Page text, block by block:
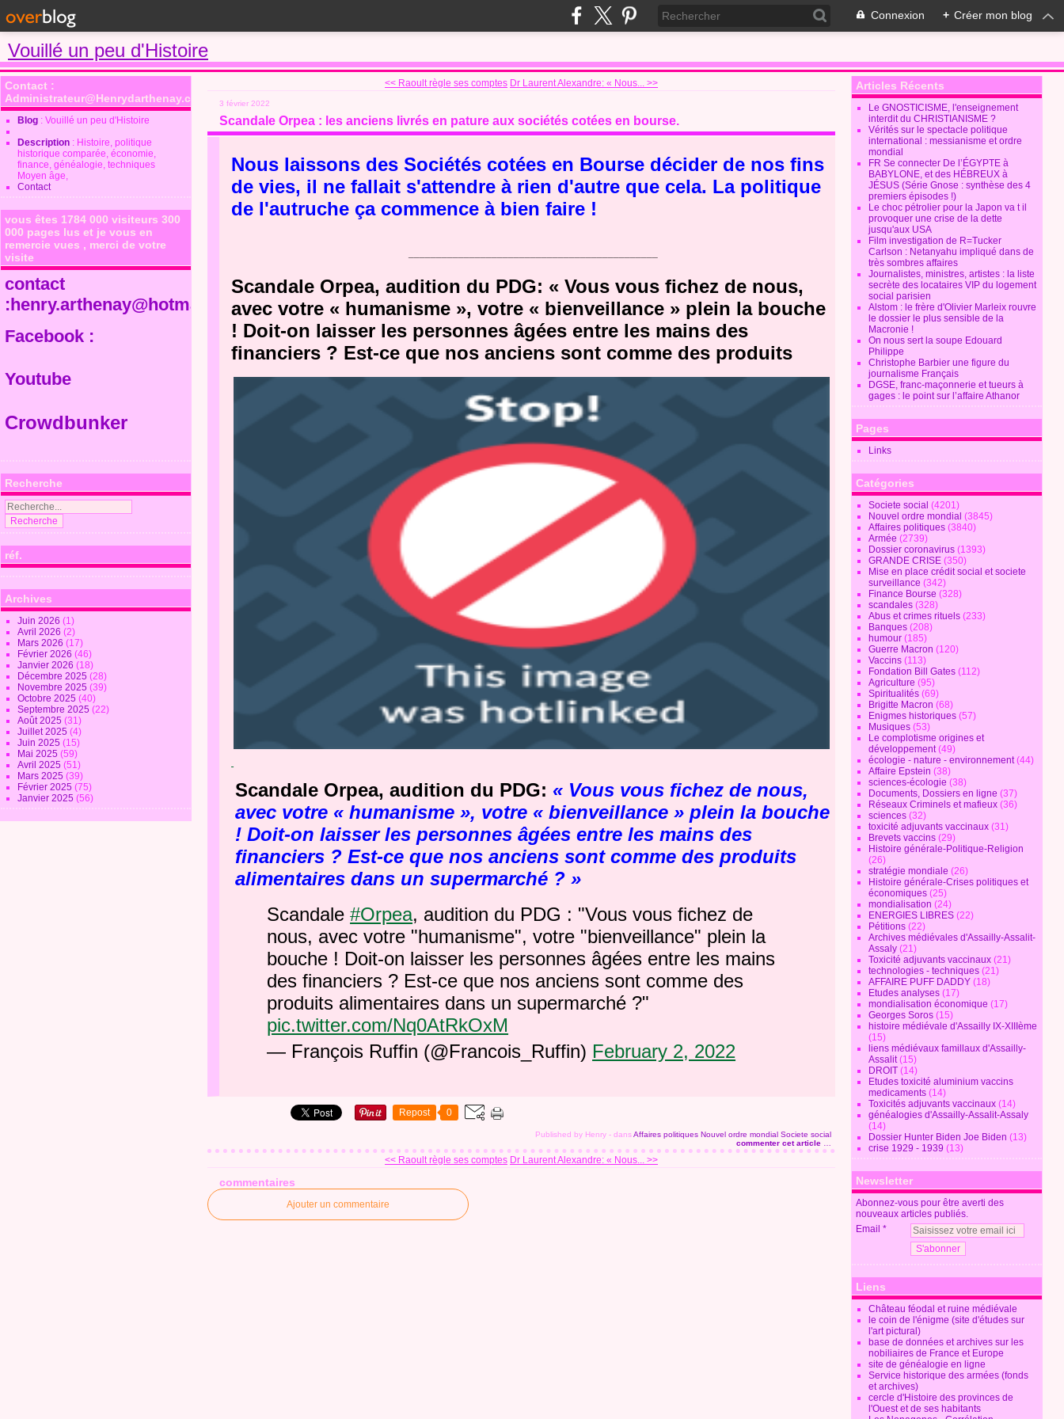
Connexion + Créer mon blog
Vouillé un peu d'Histoire
Contact :
Administrateur@Henrydarthenay.com
Blog : Vouillé un peu d'Histoire
Description : Histoire, politique
historique comparée, économie,
finance, généalogie, techniques
Moyen âge,
Contact
vous êtes 1784 000 visiteurs 300
000 pages lus et je vous en
remercie vues , merci de votre
visite
contact
:henry.arthenay@hotmail.fr
Facebook :
Youtube
Crowdbunker
Recherche
réf.
Archives
Juin 2026(1)
Avril 2026(2)
Mars 2026(17)
Février 2026(46)
Janvier 2026(18)
Décembre 2025(28)
Novembre 2025(39)
Octobre 2025(40)
Septembre 2025(22)
Août 2025(31)
Juillet 2025(4)
Juin 2025(15)
Mai 2025(59)
Avril 2025(51)
Mars 2025(39)
Février 2025(75)
Janvier 2025(56)
<< Raoult règle ses comptes Dr Laurent Alexandre: « Nous... >>
3 février 2022
Scandale Orpea : les anciens livrés en pature aux sociétés cotées en bourse.
Nous laissons des Sociétés cotées en Bourse décider de nos fins
de vies, il ne fallait s'attendre à rien d'autre que cela. La politique
de l'autruche ça commence à bien faire !
Scandale Orpea, audition du PDG: « Vous vous fichez de nous,
avec votre « humanisme », votre « bienveillance » plein la bouche
! Doit-on laisser les personnes âgées entre les mains des
financiers ? Est-ce que nos anciens sont comme des produits
Scandale Orpea, audition du PDG: « Vous vous fichez de nous,
avec votre « humanisme », votre « bienveillance » plein la bouche
! Doit-on laisser les personnes âgées entre les mains des
financiers ? Est-ce que nos anciens sont comme des produits
alimentaires dans un supermarché ? »
Scandale#Orpea, audition du PDG : "Vous vous fichez de
nous, avec votre "humanisme", votre "bienveillance" plein la
bouche ! Doit-on laisser les personnes âgées entre les mains
des financiers ? Est-ce que nos anciens sont comme des
produits alimentaires dans un supermarché ?"
pic.twitter.com/Nq0AtRkOxM
— François Ruffin (@Francois_Ruffin) February 2, 2022
Repost 0
Published by Henry - dansAffaires politiques Nouvel ordre mondial Societe social
commenter cet article …
<< Raoult règle ses comptes Dr Laurent Alexandre: « Nous... >>
commentaires
Ajouter un commentaire
Articles Récents
Le GNOSTICISME, l'enseignement
interdit du CHRISTIANISME ?
Vérités sur le spectacle politique
international : messianisme et ordre
mondial
FR Se connecter De l’ÉGYPTE à
BABYLONE, et des HÉBREUX à
JÉSUS (Série Gnose : synthèse des 4
premiers épisodes !)
Le choc pétrolier pour la Japon va t il
provoquer une crise de la dette
jusqu'aux USA
Film investigation de R=Tucker
Carlson : Netanyahu impliqué dans de
très sombres affaires
Journalistes, ministres, artistes : la liste
secrète des locataires VIP du logement
social parisien
Alstom : le frère d'Olivier Marleix rouvre
le dossier le plus sensible de la
Macronie !
On nous sert la soupe Edouard
Philippe
Christophe Barbier une figure du
journalisme Français
DGSE, franc-maçonnerie et tueurs à
gages : le point sur l’affaire Athanor
Pages
Links
Catégories
Societe social (4201)
Nouvel ordre mondial (3845)
Affaires politiques (3840)
Armée (2739)
Dossier coronavirus (1393)
GRANDE CRISE (350)
Mise en place crédit social et societe
surveillance (342)
Finance Bourse (328)
scandales (328)
Abus et crimes rituels (233)
Banques (208)
humour (185)
Guerre Macron (120)
Vaccins (113)
Fondation Bill Gates (112)
Agriculture (95)
Spiritualités (69)
Brigitte Macron (68)
Enigmes historiques (57)
Musiques (53)
Le complotisme origines et
développement(49)
écologie - nature - environnement(44)
Affaire Epstein (38)
sciences-écologie (38)
Documents, Dossiers en ligne (37)
Réseaux Criminels et mafieux (36)
sciences (32)
toxicité adjuvants vaccinaux (31)
Brevets vaccins (29)
Histoire générale-Politique-Religion
(26)
stratégie mondiale (26)
Histoire générale-Crises politiques et
économiques (25)
mondialisation (24)
ENERGIES LIBRES (22)
Pétitions (22)
Archives médiévales d'Assailly-Assalit-
Assaly (21)
Toxicité adjuvants vaccinaux (21)
technologies - techniques (21)
AFFAIRE PUFF DADDY (18)
Etudes analyses (17)
mondialisation économique (17)
Georges Soros (15)
histoire médiévale d'Assailly IX-XIIIème
(15)
liens médiévaux famillaux d'Assailly-
Assalit(15)
DROIT (14)
Etudes toxicité aluminium vaccins
medicaments (14)
Toxicités adjuvants vaccinaux (14)
généalogies d'Assailly-Assalit-Assaly
(14)
Dossier Hunter Biden Joe Biden (13)
crise 1929 - 1939 (13)
Newsletter
Abonnez-vous pour être averti des
nouveaux articles publiés.
Email
Liens
Château féodal et ruine médiévale
le coin de l'énigme (site d'études sur
l'art pictural)
base de données et archives sur les
nobiliaires de France et Europe
site de généalogie en ligne
Service historique des armées (fonds
et archives)
cercle d'Histoire des provinces de
l'Ouest et de ses habitants